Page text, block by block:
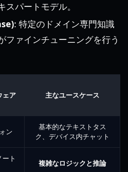
パートモデル。
: 特定のドメイン専門知識
ファインチューニングを行う
ェア 主なユースケース
ン
基本的なテキストタス
ク、デバイス内チャット
ト
複雑なロジックと推論